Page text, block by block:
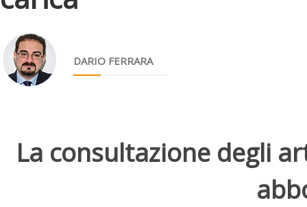
DARIO FERRARA
La consultazione degli